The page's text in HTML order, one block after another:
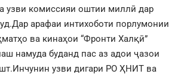
узви комиссияи оштии миллӣ дар
арафаи интихоботи порлумонии
ва кинаҳои “Фронти Халқӣ”
намуда буданд пас аз адои ҷазои
узви дигари РО ҲНИТ ва